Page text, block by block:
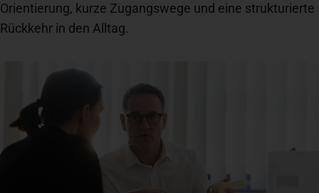
Veranstaltungen
Spenden+ Helfen
Patientenportal
Orientierung, kurze Zugangswege und eine strukturierte
Rückkehr in den Alltag.